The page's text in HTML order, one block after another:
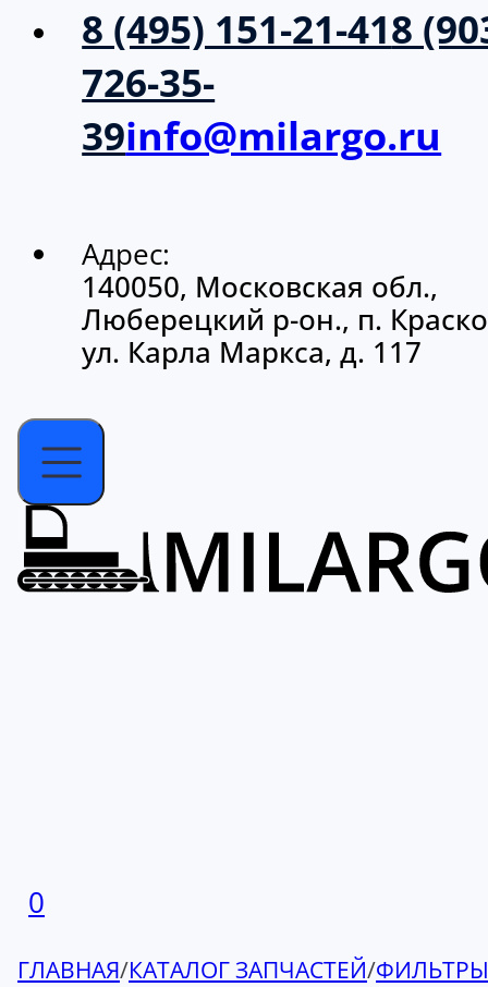
8 (495) 151-21-418
726-35-
39info@milargo.ru
Адрес:
140050, Московская обл.,
Люберецкий р-он., п.
ул. Карла Маркса, д. 117
0
ГЛАВНАЯ/КАТАЛОГ ЗАПЧАСТЕЙ/ФИЛЬТРЫ